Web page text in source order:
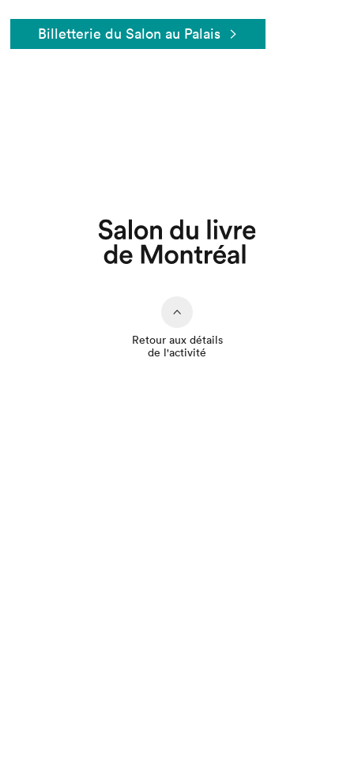
Billetterie du Salon au Palais
Retour aux détails
de l'activité